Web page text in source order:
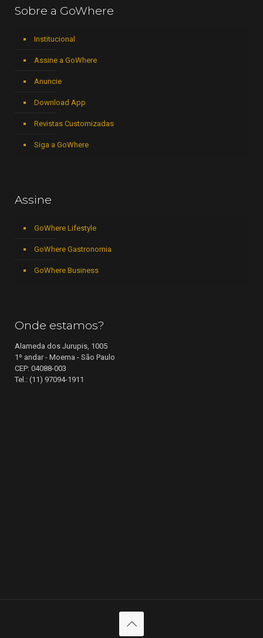
Sobre a GoWhere
Institucional
Assine a GoWhere
Anuncie
Download App
Revistas Customizadas
Siga a GoWhere
Assine
GoWhere Lifestyle
GoWhere Gastronomia
GoWhere Business
Onde estamos?
Alameda dos Jurupis, 1005
1º andar - Moema - São Paulo
CEP: 04088-003
Tel.: (11) 97094-1911